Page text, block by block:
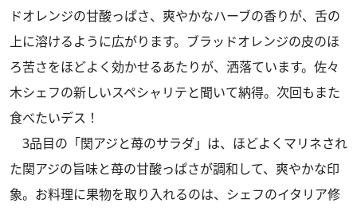
ドオレンジの甘酸っぱさ、爽やかなハーブの香りが、舌の
上に溶けるように広がります。ブラッドオレンジの皮のほ
ろ苦さをほどよく効かせるあたりが、洒落ています。佐々
木シェフの新しいスペシャリテと聞いて納得。次回もまた
食べたいデス！
3品目の「関アジと苺のサラダ」は、ほどよくマリネされ
た関アジの旨味と苺の甘酸っぱさが調和して、爽やかな印
象。お料理に果物を取り入れるのは、シェフのイタリア修